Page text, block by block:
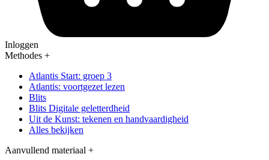
Inloggen
Methodes +
Atlantis Start: groep 3
Atlantis: voortgezet lezen
Blits
Blits Digitale geletterdheid
Uit de Kunst: tekenen en handvaardigheid
Alles bekijken
Aanvullend materiaal +